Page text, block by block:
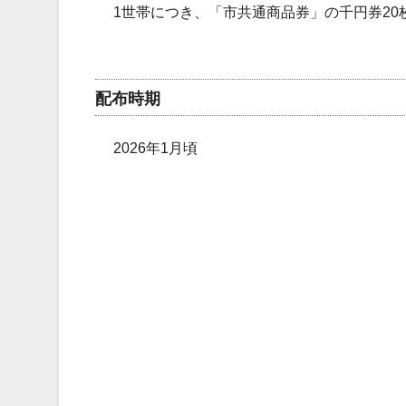
1世帯につき、「市共通商品券」の千円券20
配布時期
2026年1月頃